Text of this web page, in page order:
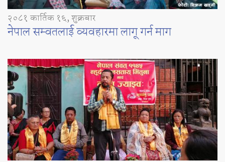
२०८१ कार्तिक १६, शुक्रबार
नेपाल सम्वतलाई व्यवहारमा लागू गर्न माग